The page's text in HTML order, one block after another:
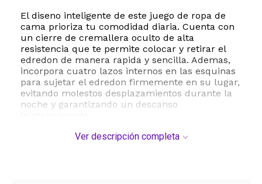
El diseno inteligente de este juego de ropa de
cama prioriza tu comodidad diaria. Cuenta con
un cierre de cremallera oculto de alta
resistencia que te permite colocar y retirar el
edredon de manera rapida y sencilla. Ademas,
incorpora cuatro lazos internos en las esquinas
para sujetar el edredon firmemente en su lugar,
evitando molestos desplazamientos durante la
noche y garantizando un descanso
Este juego de 3 piezas incluye una funda de
Ver descripción completa